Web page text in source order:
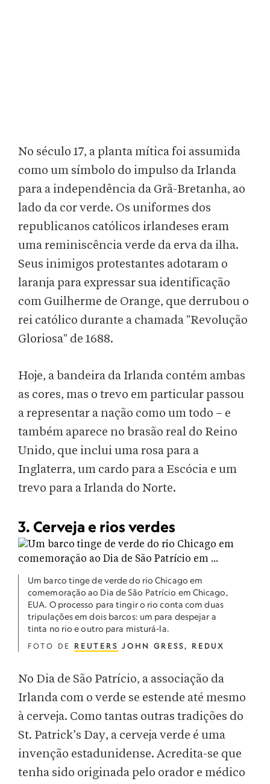
No século 17, a planta mítica foi assumida
como um símbolo do impulso da Irlanda
para a independência da Grã-Bretanha, ao
lado da cor verde. Os uniformes dos
republicanos católicos irlandeses eram
uma reminiscência verde da erva da ilha.
Seus inimigos protestantes adotaram o
laranja para expressar sua identificação
com Guilherme de Orange, que derrubou o
rei católico durante a chamada "Revolução
Gloriosa" de 1688.
Hoje, a bandeira da Irlanda contém ambas
as cores, mas o trevo em particular passou
a representar a nação como um todo – e
também aparece no brasão real do Reino
Unido, que inclui uma rosa para a
Inglaterra, um cardo para a Escócia e um
trevo para a Irlanda do Norte.
3. Cerveja e rios verdes
Um barco tinge de verde do rio Chicago em
comemoração ao Dia de São Patrício em Chicago,
EUA. O processo para tingir o rio conta com duas
tripulações em dois barcos: um para despejar a
tinta no rio e outro para misturá-la.
FOTO DE REUTERS JOHN GRESS, REDUX
No Dia de São Patrício, a associação da
Irlanda com o verde se estende até mesmo
à cerveja. Como tantas outras tradições do
St. Patrick’s Day, a cerveja verde é uma
invenção estadunidense. Acredita-se que
tenha sido originada pelo orador e médico